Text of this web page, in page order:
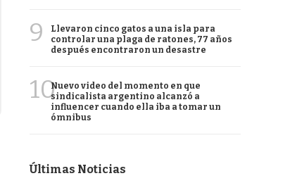
9
Llevaron cinco gatos a una isla para
controlar una plaga de ratones, 77 años
después encontraron un desastre
10Nuevo video del momento en que
sindicalista argentino alcanzó a
influencer cuando ella iba a tomar un
ómnibus
Últimas Noticias